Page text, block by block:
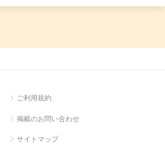
ご利用規約
掲載のお問い合わせ
サイトマップ